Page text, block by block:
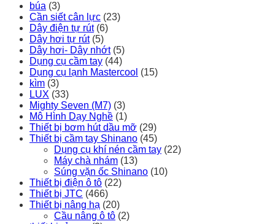
búa (3)
Cần siết cân lực (23)
Dây điện tự rút (6)
Dây hơi tự rút (5)
Dây hơi- Dây nhớt (5)
Dụng cụ cầm tay (44)
Dụng cụ lạnh Mastercool (15)
kìm (3)
LUX (33)
Mighty Seven (M7) (3)
Mô Hình Dạy Nghề (1)
Thiết bị bơm hút dầu mỡ (29)
Thiết bị cầm tay Shinano (45)
Dụng cụ khí nén cầm tay (22)
Máy chà nhám (13)
Súng vặn ốc Shinano (10)
Thiết bị điện ô tô (22)
Thiết bị JTC (466)
Thiết bị nâng hạ (20)
Cầu nâng ô tô (2)